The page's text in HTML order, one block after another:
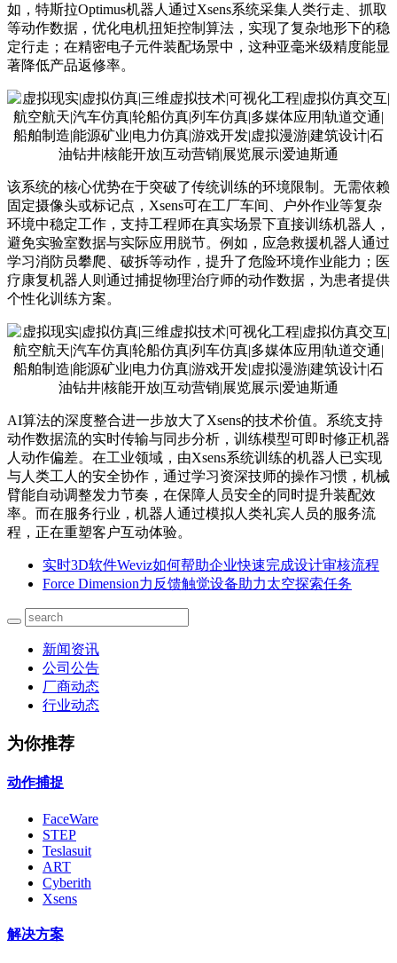
如，特斯拉Optimus机器人通过Xsens系统采集人类行走、抓取
等动作数据，优化电机扭矩控制算法，实现了复杂地形下的稳
定行走；在精密电子元件装配场景中，这种亚毫米级精度能显
著降低产品返修率。
该系统的核心优势在于突破了传统训练的环境限制。无需依赖
固定摄像头或标记点，Xsens可在工厂车间、户外作业等复杂
环境中稳定工作，支持工程师在真实场景下直接训练机器人，
避免实验室数据与实际应用脱节。例如，应急救援机器人通过
学习消防员攀爬、破拆等动作，提升了危险环境作业能力；医
疗康复机器人则通过捕捉物理治疗师的动作数据，为患者提供
个性化训练方案。
AI算法的深度整合进一步放大了Xsens的技术价值。系统支持
动作数据流的实时传输与同步分析，训练模型可即时修正机器
人动作偏差。在工业领域，由Xsens系统训练的机器人已实现
与人类工人的安全协作，通过学习资深技师的操作习惯，机械
臂能自动调整发力节奏，在保障人员安全的同时提升装配效
率。而在服务行业，机器人通过模拟人类礼宾人员的服务流
程，正在重塑客户互动体验。
实时3D软件Weviz如何帮助企业快速完成设计审核流程
Force Dimension力反馈触觉设备助力太空探索任务
新闻资讯
公司公告
厂商动态
行业动态
为你推荐
动作捕捉
FaceWare
STEP
Teslasuit
ART
Cyberith
Xsens
解决方案